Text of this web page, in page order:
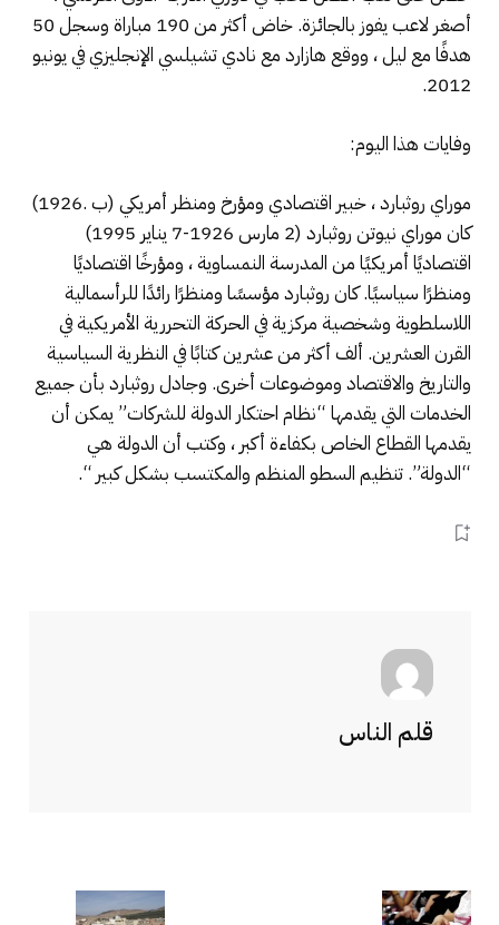
أصغر لاعب يفوز بالجائزة. خاض أكثر من 190 مباراة وسجل 50
هدفًا مع ليل ، ووقع هازارد مع نادي تشيلسي الإنجليزي في يونيو
2012.
وفايات هذا اليوم:
موراي روثبارد ، خبير اقتصادي ومؤرخ ومنظر أمريكي (ب .1926)
كان موراي نيوتن روثبارد (2 مارس 1926-7 يناير 1995)
اقتصاديًا أمريكيًا من المدرسة النمساوية ، ومؤرخًا اقتصاديًا
ومنظرًا سياسيًا. كان روثبارد مؤسسًا ومنظرًا رائدًا للرأسمالية
اللاسلطوية وشخصية مركزية في الحركة التحررية الأمريكية في
القرن العشرين. ألف أكثر من عشرين كتابًا في النظرية السياسية
والتاريخ والاقتصاد وموضوعات أخرى. وجادل روثبارد بأن جميع
الخدمات التي يقدمها “نظام احتكار الدولة للشركات” يمكن أن
يقدمها القطاع الخاص بكفاءة أكبر ، وكتب أن الدولة هي
“الدولة”. تنظيم السطو المنظم والمكتسب بشكل كبير “.
قلم الناس